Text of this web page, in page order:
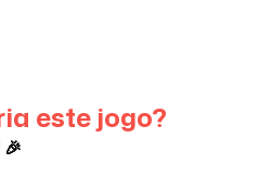
este jogo?